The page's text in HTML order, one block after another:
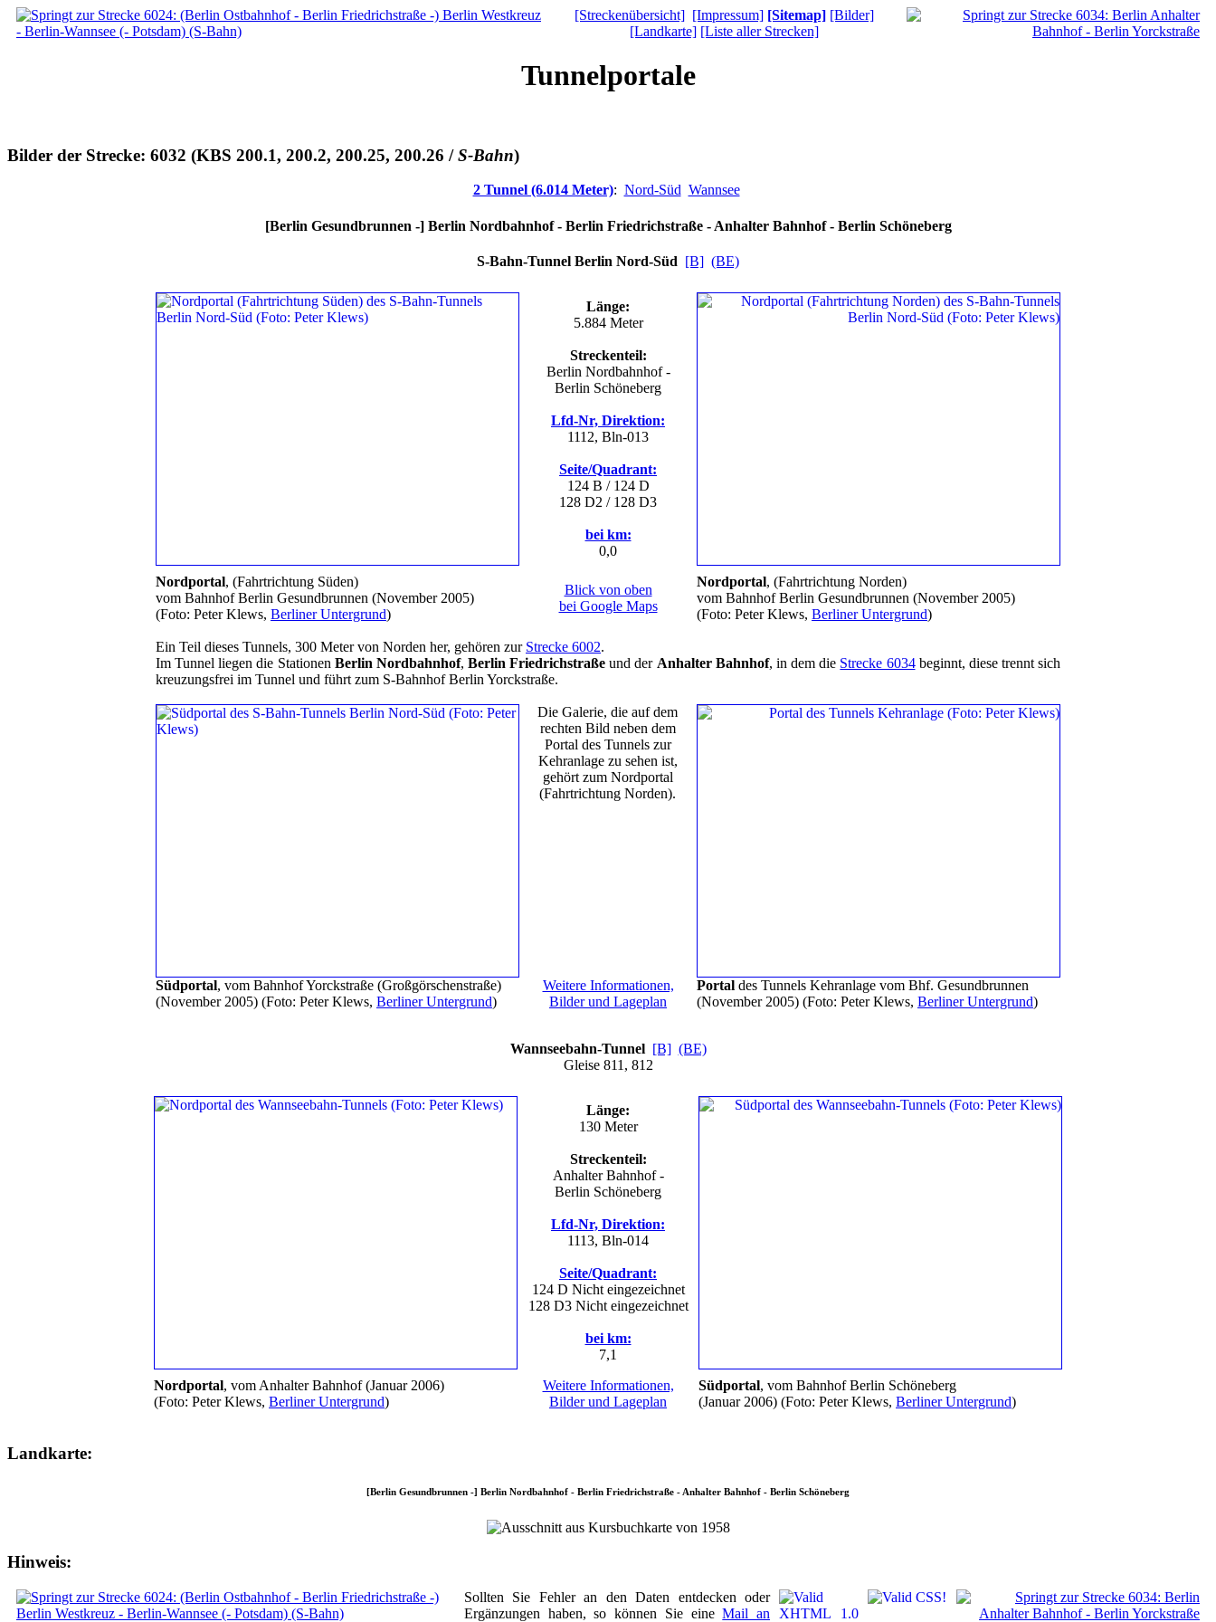
[Streckenübersicht] [Impressum] [Sitemap] [Bilder]
[Landkarte] [Liste aller Strecken]
Tunnelportale
Bilder der Strecke: 6032 (KBS 200.1, 200.2, 200.25, 200.26 /S-Bahn)
2 Tunnel (6.014 Meter): Nord-Süd Wannsee
[Berlin Gesundbrunnen -] Berlin Nordbahnhof - Berlin Friedrichstraße - Anhalter Bahnhof - Berlin Schöneberg
S-Bahn-Tunnel Berlin Nord-Süd [B] (BE)
Länge:
5.884 Meter
Streckenteil:
Berlin Nordbahnhof -
Berlin Schöneberg
Lfd-Nr, Direktion:
1112, Bln-013
Seite/Quadrant:
124 B / 124 D
128 D2 / 128 D3
bei km:
0,0
Nordportal, (Fahrtrichtung Süden)
vom Bahnhof Berlin Gesundbrunnen (November 2005)
(Foto: Peter Klews, Berliner Untergrund)
Blick von oben
bei Google Maps
Nordportal, (Fahrtrichtung Norden)
vom Bahnhof Berlin Gesundbrunnen (November 2005)
(Foto: Peter Klews, Berliner Untergrund)
Ein Teil dieses Tunnels, 300 Meter von Norden her, gehören zur Strecke 6002.
Im Tunnel liegen die Stationen Berlin Nordbahnhof,Berlin Friedrichstraße und der Anhalter Bahnhof, in dem die Strecke 6034beginnt, diese trennt sich
kreuzungsfrei im Tunnel und führt zum S-Bahnhof Berlin Yorckstraße.
Die Galerie, die auf dem
rechten Bild neben dem
Portal des Tunnels zur
Kehranlage zu sehen ist,
gehört zum Nordportal
(Fahrtrichtung Norden).
Südportal, vom Bahnhof Yorckstraße (Großgörschenstraße)
(November 2005) (Foto: Peter Klews, Berliner Untergrund)
Weitere Informationen,
Bilder und Lageplan
Portal des Tunnels Kehranlage vom Bhf. Gesundbrunnen
(November 2005) (Foto: Peter Klews, Berliner Untergrund)
Wannseebahn-Tunnel [B] (BE)
Gleise 811, 812
Länge:
130 Meter
Streckenteil:
Anhalter Bahnhof -
Berlin Schöneberg
Lfd-Nr, Direktion:
1113, Bln-014
Seite/Quadrant:
124 D Nicht eingezeichnet
128 D3 Nicht eingezeichnet
bei km:
7,1
Nordportal, vom Anhalter Bahnhof (Januar 2006)
(Foto: Peter Klews, Berliner Untergrund)
Weitere Informationen,
Bilder und Lageplan
Südportal, vom Bahnhof Berlin Schöneberg
(Januar 2006) (Foto: Peter Klews, Berliner Untergrund)
Landkarte:
[Berlin Gesundbrunnen -] Berlin Nordbahnhof - Berlin Friedrichstraße - Anhalter Bahnhof - Berlin Schöneberg
Hinweis:
Sollten Sie Fehler an den Daten entdecken oder
Ergänzungen haben, so können Sie eineMail an